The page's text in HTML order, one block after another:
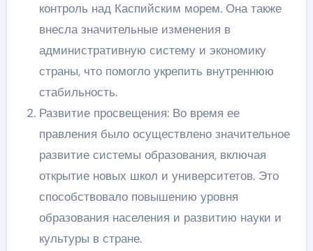
контроль над Каспийским морем. Она также
внесла значительные изменения в
административную систему и экономику
страны, что помогло укрепить внутреннюю
стабильность.
Развитие просвещения: Во время ее
правления было осуществлено значительное
развитие системы образования, включая
открытие новых школ и университетов. Это
способствовало повышению уровня
образования населения и развитию науки и
культуры в стране.